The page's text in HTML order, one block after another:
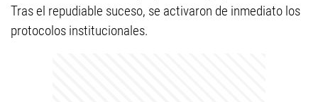
Tras el repudiable suceso, se activaron de inmediato los
protocolos institucionales.